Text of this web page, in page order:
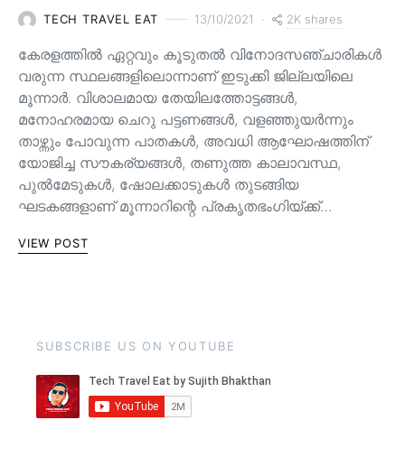
TECH TRAVEL EAT 13/10/2021 2K shares
കേരളത്തിൽ ഏറ്റവും കൂടുതൽ വിനോദസഞ്ചാരികൾ
വരുന്ന സ്ഥലങ്ങളിലൊന്നാണ് ഇടുക്കി ജില്ലയിലെ
മൂന്നാർ. വിശാലമായ തേയിലത്തോട്ടങ്ങള്‍,
മനോഹരമായ ചെറു പട്ടണങ്ങള്‍, വളഞ്ഞുയര്‍ന്നും
താഴ്ന്നും പോവുന്ന പാതകള്‍, അവധി ആഘോഷത്തിന്
യോജിച്ച സൗകര്യങ്ങള്‍, തണുത്ത കാലാവസ്ഥ,
പുൽമേടുകൾ, ഷോലക്കാടുകൾ തുടങ്ങിയ
ഘടകങ്ങളാണ് മൂന്നാറിന്റെ പ്രകൃതഭംഗിയ്ക്ക്…
VIEW POST
SUBSCRIBE US ON YOUTUBE